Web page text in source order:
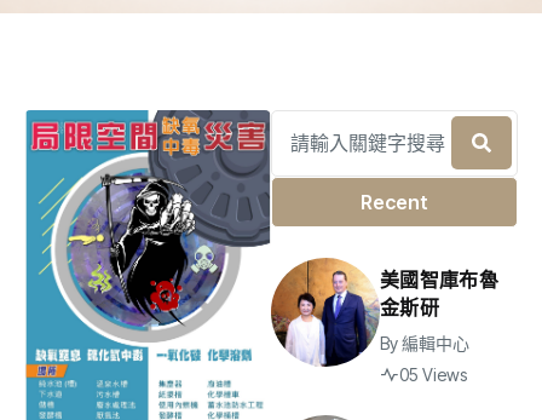
Recent
美國智庫布魯
金斯研
By編輯中心
05 Views